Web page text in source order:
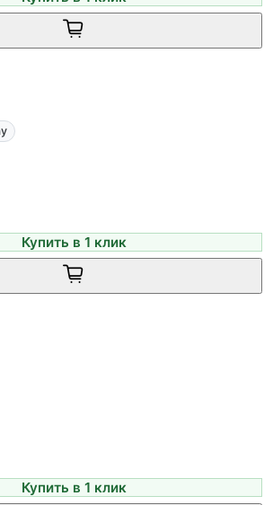
Купить в 1 клик
Купить в 1 клик